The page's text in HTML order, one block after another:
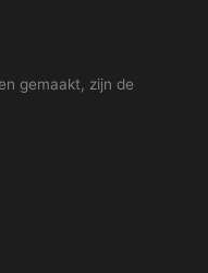
gemaakt, zijn de